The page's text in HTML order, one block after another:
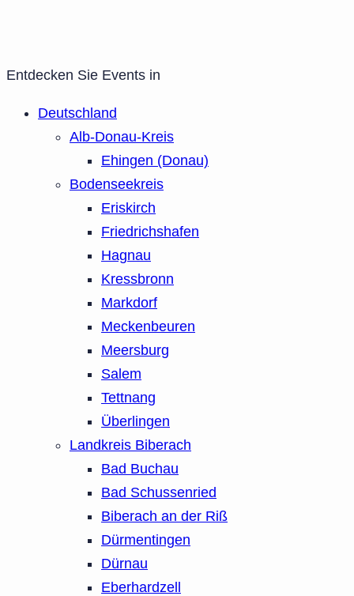
Entdecken Sie Events in
Deutschland
Alb-Donau-Kreis
Ehingen (Donau)
Bodenseekreis
Eriskirch
Friedrichshafen
Hagnau
Kressbronn
Markdorf
Meckenbeuren
Meersburg
Salem
Tettnang
Überlingen
Landkreis Biberach
Bad Buchau
Bad Schussenried
Biberach an der Riß
Dürmentingen
Dürnau
Eberhardzell